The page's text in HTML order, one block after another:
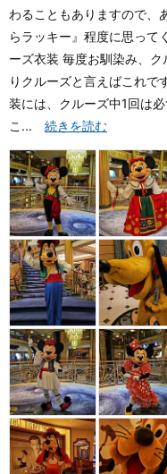
わることもありますので、
らラッキー』程度に思って
ーズ衣装 毎度お馴染み、
りクルーズと言えばこれで
装には、クルーズ中1回は
こ... 続きを読む